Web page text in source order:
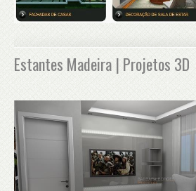
Estantes Madeira | Projetos 3D